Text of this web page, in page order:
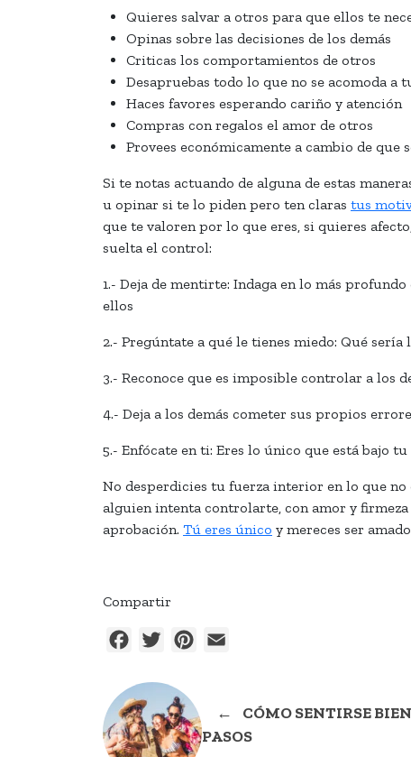
Quieres salvar a otros para que ellos te
Opinas sobre las decisiones de los demás
Criticas los comportamientos de otros
Desapruebas todo lo que no se acomoda a
Haces favores esperando cariño y atención
Compras con regalos el amor de otros
Provees económicamente a cambio de que
Si te notas actuando de alguna de estas
u opinar si te lo piden pero ten claras tus
que te valoren por lo que eres, si quieres
suelta el control:
1.- Deja de mentirte: Indaga en lo más
ellos
2.- Pregúntate a qué le tienes miedo: Qué
3.- Reconoce que es imposible controlar a los
4.- Deja a los demás cometer sus propios
5.- Enfócate en ti: Eres lo único que está bajo
No desperdicies tu fuerza interior en lo que no
alguien intenta controlarte, con amor y
aprobación. Tú eres único y mereces ser
Compartir
FacebookTwitterPinterest
←
CÓMO SENTIRSE
PASOS